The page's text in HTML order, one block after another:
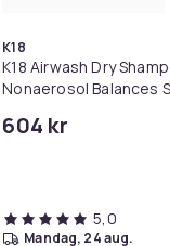
K18
K18 Airwash Dry
Nonaerosol Balances
604 kr
5,0
mandag, 24 aug.